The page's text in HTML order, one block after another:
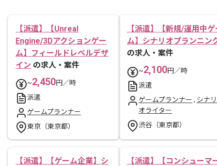
【派遣】【Unreal
Engine/3Dアクションゲー
ム】フィールドレベルデザ
イン の求人・案件
~2,450円／時
派遣
ゲームプランナー
東京（東京都）
【派遣】【新規/運用中ゲ
ム】シナリオプランニン
の求人・案件
~2,100円／時
派遣
ゲームプランナー , シナリ
オライター
渋谷（東京都）
【派遣】【ゲーム企業】シ
【派遣】【コンシューマ